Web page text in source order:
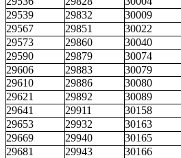
29539
29832 30009
29567
29851 30022
29573
29860 30040
29590
29879 30074
29606
29883 30079
29610
29886 30080
29621
29892 30089
29641
29911 30158
29653
29932 30163
29669
29940 30165
29681
29943 30166